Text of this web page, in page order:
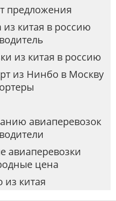
предложения
из китая в россию
из китая в россию
из Нинбо в Москву
авиаперевозок
авиаперевозки
цена
из китая